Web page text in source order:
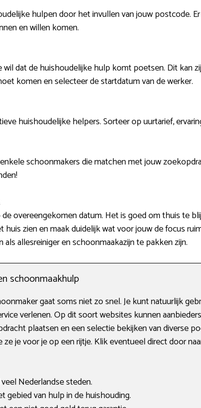
hulpen door het invullen van jouw postcode.
en willen komen.
wil dat de huishoudelijke hulp komt poetsen. Dit kan
komen en selecteer de startdatum van de werker.
huishoudelijke helpers. Sorteer op uurtarief,
schoonmakers die matchen met jouw
overeengekomen datum. Het is goed om thuis te
huis zien en maak duidelijk wat voor jouw de focus
allesreiniger en schoonmaakazijn te pakken zijn.
schoonmaakhulp
gaat soms niet zo snel. Je kunt natuurlijk
verlenen. Op dit soort websites kunnen
plaatsen en een selectie bekijken van diverse
je voor je op een rijtje. Klik eventueel direct door
Nederlandse steden.
gebied van hulp in de huishouding.